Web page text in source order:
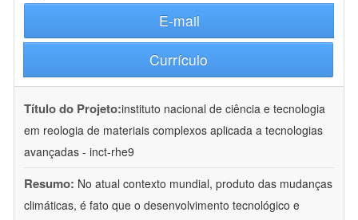
E-mail
Currículo
Título do Projeto:instituto nacional de ciência e tecnologia
em reologia de materiais complexos aplicada a tecnologias
avançadas - inct-rhe9
Resumo: No atual contexto mundial, produto das mudanças
climáticas, é fato que o desenvolvimento tecnológico e